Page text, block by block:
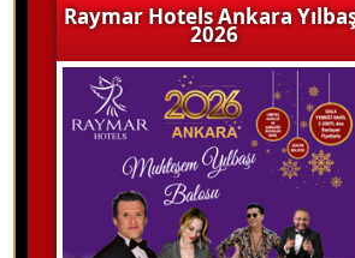
Raymar Hotels Ankara
2026